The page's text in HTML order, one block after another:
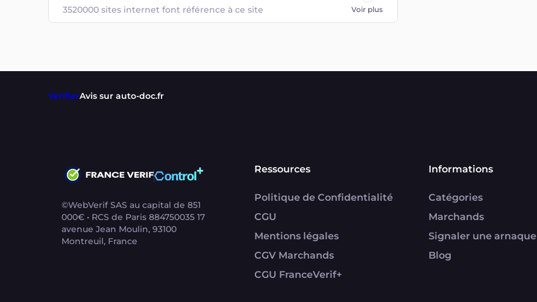
3520000 sites internet font référence à ce site Voir plus
VerifierAvis sur auto-doc.fr
©WebVerif SAS au capital de 851
000€ • RCS de Paris 884750035 17
avenue Jean Moulin, 93100
Montreuil, France
Ressources
Politique de Confidentialité
CGU
Mentions légales
CGV Marchands
CGU FranceVerif+
Informations
Catégories
Marchands
Signaler une arnaque
Blog